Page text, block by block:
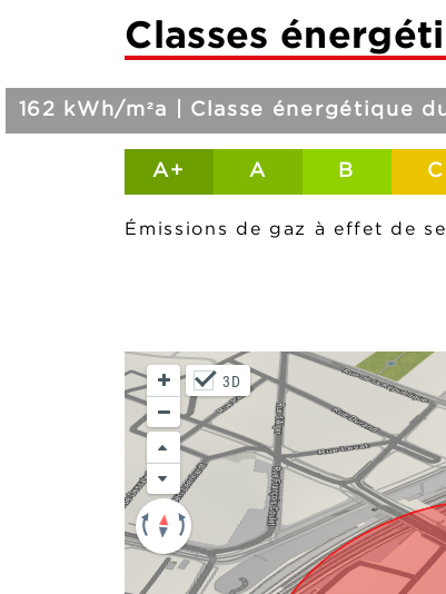
Classes
A+ A B C
162 kWh/m²a | Classe énergétique
Émissions de gaz à effet de
3D